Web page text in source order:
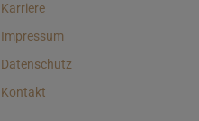
Karriere
Impressum
Datenschutz
Kontakt